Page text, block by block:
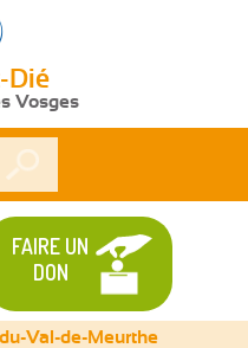
Dié
Vosges
FAIRE UN
DON
Val-de-Meurthe